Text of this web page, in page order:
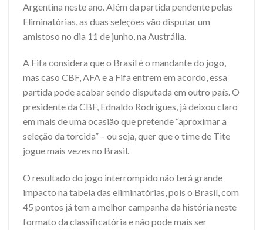
Argentina neste ano. Além da partida pendente pelas
Eliminatórias, as duas seleções vão disputar um
amistoso no dia 11 de junho, na Austrália.
A Fifa considera que o Brasil é o mandante do jogo,
mas caso CBF, AFA e a Fifa entrem em acordo, essa
partida pode acabar sendo disputada em outro país. O
presidente da CBF, Ednaldo Rodrigues, já deixou claro
em mais de uma ocasião que pretende “aproximar a
seleção da torcida” – ou seja, quer que o time de Tite
jogue mais vezes no Brasil.
O resultado do jogo interrompido não terá grande
impacto na tabela das eliminatórias, pois o Brasil, com
45 pontos já tem a melhor campanha da história neste
formato da classificatória e não pode mais ser